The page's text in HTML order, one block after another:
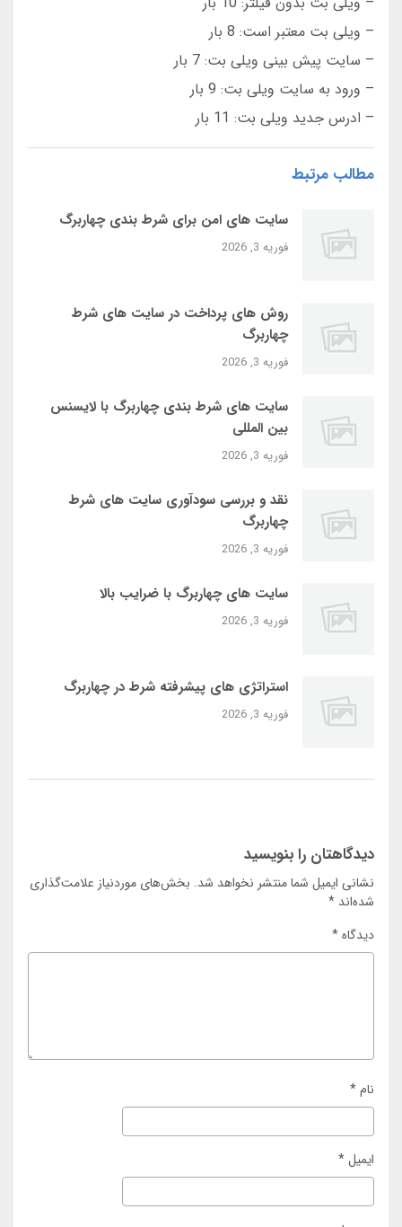
– ویلی بت معتبر است: 8 بار
– سایت پیش بینی ویلی بت: 7 بار
– ورود به سایت ویلی بت: 9 بار
– ادرس جدید ویلی بت: 11 بار
مطالب مرتبط
سایت‌ های امن برای شرط بندی چهاربرگ
فوریه 3, 2026
روش‌ های پرداخت در سایت‌ های شرط
چهاربرگ
فوریه 3, 2026
سایت‌ های شرط بندی چهاربرگ با لایسنس
بین‌ المللی
فوریه 3, 2026
نقد و بررسی سودآوری سایت‌ های شرط
چهاربرگ
فوریه 3, 2026
سایت‌ های چهاربرگ با ضرایب بالا
فوریه 3, 2026
استراتژی‌ های پیشرفته شرط در چهاربرگ
فوریه 3, 2026
دیدگاهتان را بنویسید
نشانی ایمیل شما منتشر نخواهد شد. بخش‌های موردنیاز علامت‌گذاری
شده‌اند *
دیدگاه*
نام*
ایمیل*